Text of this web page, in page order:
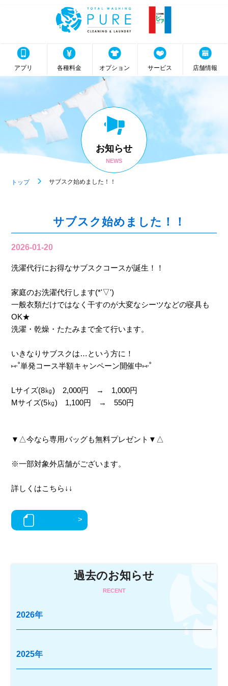
アプリ 各種料金 オプション サービス 店舗情報
お知らせ
NEWS
トップ サブスク始めました！！
過去のお知らせ
RECENT
2026年
2025年
サブスク始めました！！
2026-01-20
洗濯代行にお得なサブスクコースが誕生！！
家庭のお洗濯代行します(*'▽')
一般衣類だけではなく干すのが大変なシーツなどの寝具も
OK★
洗濯・乾燥・たたみまで全て行います。
いきなりサブスクは…という方に！
⑅∙˚単発コース半額キャンペーン開催中⑅∙˚
Lサイズ(8㎏) 2,000円 → 1,000円
Mサイズ(5㎏) 1,100円 → 550円
▼△今なら専用バッグも無料プレゼント▼△
※一部対象外店舗がございます。
詳しくはこちら↓↓